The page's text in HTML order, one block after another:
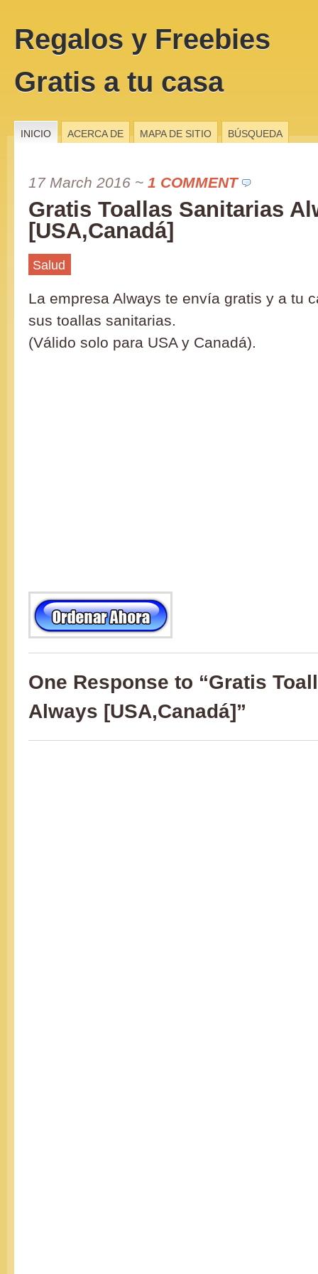
Regalos y Freebies
Gratis a tu casa
INICIO ACERCA DE MAPA DE SITIO BÚSQUEDA
17 March 2016 ~ 1 COMMENT
Gratis Toallas Sanitarias
[USA,Canadá]
Salud
La empresa Always te envía gratis y a tu
sus toallas sanitarias.
(Válido solo para USA y Canadá).
One Response to “Gratis
Always [USA,Canadá]”